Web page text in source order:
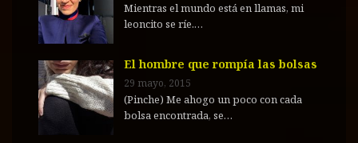
Mientras el mundo está en llamas, mi
leoncito se ríe.…
El hombre que rompía las bolsas
29 mayo, 2015
(Pinche) Me ahogo un poco con cada
bolsa encontrada, se…